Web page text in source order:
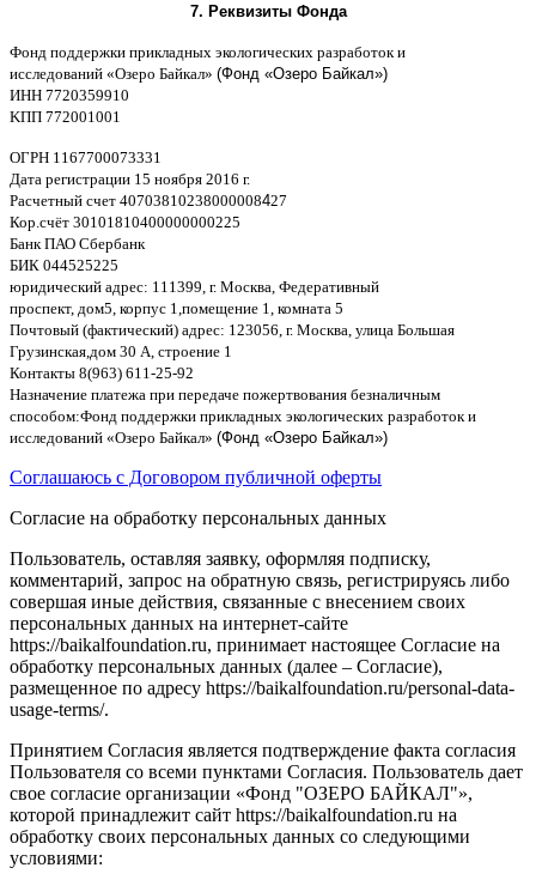
7. Реквизиты Фонда
Фонд поддержки прикладных экологических разработок и
исследований «Озеро Байкал» (Фонд «Озеро Байкал»)
ИНН 7720359910
KПП 772001001
ОГРН 1167700073331
Дата регистрации 15 ноября 2016 г.
Расчетный счет 40703810238000008427
Кор счёт 30101810400000000225
Банк ПАО Сбербанк
БИК 044525225
юридический адрес: 111399, г. Москва Федеративный
проспект, дом5, корпус 1, помещение 1, комната 5
Почтовый (фактический) адрес: 123056, г. Москва улица Большая
Грузинская дом 30 А строение 1
Контакты 8(963) 611-25-92
Назначение платежа при передаче пожертвования безналичным
способом:Фонд поддержки прикладных экологических разработок и
исследований «Озеро Байкал» (Фонд «Озеро Байкал»)
Соглашаюсь с Договором публичной оферты
Согласие на обработку персональных данных
Пользователь, оставляя заявку, оформляя подписку,
комментарий, запрос на обратную связь, регистрируясь либо
совершая иные действия, связанные с внесением своих
персональных данных на интернет-сайте
https://baikalfoundation.ru, принимает настоящее Согласие на
обработку персональных данных (далее – Согласие),
размещенное по адресу https://baikalfoundation.ru/personal-data-
usage-terms/.
Принятием Согласия является подтверждение факта согласия
Пользователя со всеми пунктами Согласия. Пользователь дает
свое согласие организации «Фонд "ОЗЕРО БАЙКАЛ"»,
которой принадлежит сайт https://baikalfoundation.ru на
обработку своих персональных данных со следующими
условиями: